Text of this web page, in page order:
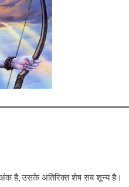
अंक है, उसके अतिरिक्त शेष सब शून्य है।